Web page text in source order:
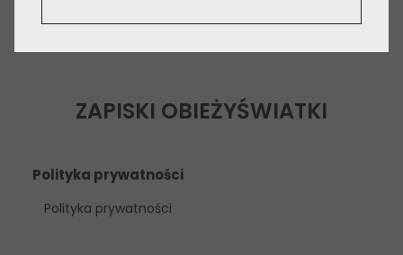
ZAPISKI OBIEŻYŚWIATKI
Polityka prywatności
Polityka prywatności